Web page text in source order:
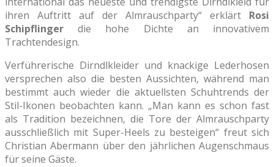
ihren Auftritt auf der Almrauschparty“ erklärt Rosi
Schipflinger die hohe Dichte an innovativem
Trachtendesign.
Verführerische Dirndlkleider und knackige Lederhosen
versprechen also die besten Aussichten, während man
bestimmt auch wieder die aktuellsten Schuhtrends der
Stil-Ikonen beobachten kann. „Man kann es schon fast
als Tradition bezeichnen, die Tore der Almrauschparty
ausschließlich mit Super-Heels zu besteigen“ freut sich
Christian Abermann über den jährlichen Augenschmaus
für seine Gäste.